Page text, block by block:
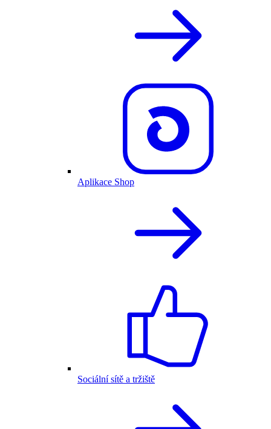
Aplikace Shop
Sociální sítě a tržiště